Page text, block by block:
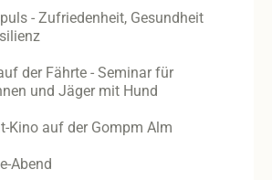
- Zufriedenheit, Gesundheit
der Fährte - Seminar für
und Jäger mit Hund
Kino auf der Gompm Alm
Abend